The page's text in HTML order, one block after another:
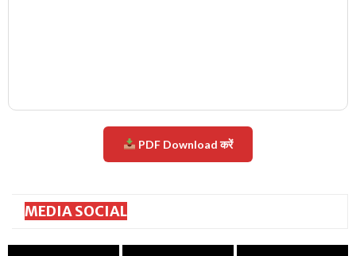
PDF Download करें
MEDIA SOCIAL